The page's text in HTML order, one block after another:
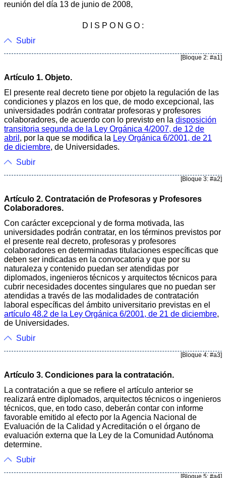
reunión del día 13 de junio de 2008,
D I S P O N G O :
Subir
[Bloque 2: #a1]
Artículo 1. Objeto.
El presente real decreto tiene por objeto la regulación de las
condiciones y plazos en los que, de modo excepcional, las
universidades podrán contratar profesoras y profesores
colaboradores, de acuerdo con lo previsto en la disposición
transitoria segunda de la Ley Orgánica 4/2007, de 12 de
abril , por la que se modifica la Ley Orgánica 6/2001, de 21
de diciembre, de Universidades.
Subir
[Bloque 3: #a2]
Artículo 2. Contratación de Profesoras y Profesores
Colaboradores.
Con carácter excepcional y de forma motivada, las
universidades podrán contratar, en los términos previstos por
el presente real decreto, profesoras y profesores
colaboradores en determinadas titulaciones específicas que
deben ser indicadas en la convocatoria y que por su
naturaleza y contenido puedan ser atendidas por
diplomados, ingenieros técnicos y arquitectos técnicos para
cubrir necesidades docentes singulares que no puedan ser
atendidas a través de las modalidades de contratación
laboral específicas del ámbito universitario previstas en el
artículo 48.2 de la Ley Orgánica 6/2001, de 21 de diciembre,
de Universidades.
Subir
[Bloque 4: #a3]
Artículo 3. Condiciones para la contratación.
La contratación a que se refiere el artículo anterior se
realizará entre diplomados, arquitectos técnicos o ingenieros
técnicos, que, en todo caso, deberán contar con informe
favorable emitido al efecto por la Agencia Nacional de
Evaluación de la Calidad y Acreditación o el órgano de
evaluación externa que la Ley de la Comunidad Autónoma
determine.
Subir
[Bloque 5: #a4]